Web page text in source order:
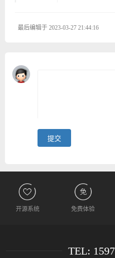
最后编辑于 2023-03-27 21:44:16
开源系统 免费体验
TEL: